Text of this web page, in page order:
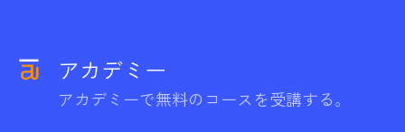
アカデミー
アカデミーで無料のコースを受講する。